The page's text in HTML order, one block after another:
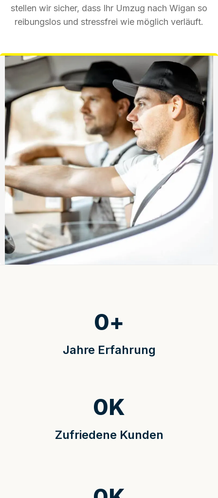
stellen wir sicher, dass Ihr Umzug nach Wigan so
reibungslos und stressfrei wie möglich verläuft.
Jahre Erfahrung
0+
Zufriedene Kunden
0K